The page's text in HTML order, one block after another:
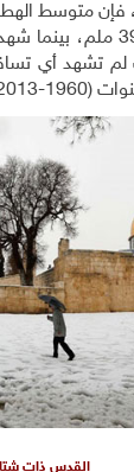
فإن متوسط
المصدر.
القدس ذات